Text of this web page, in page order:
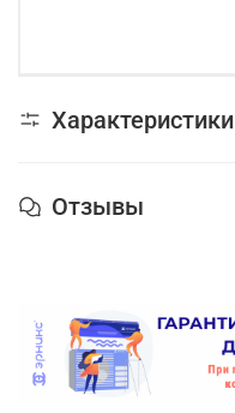
Характеристики
Отзывы